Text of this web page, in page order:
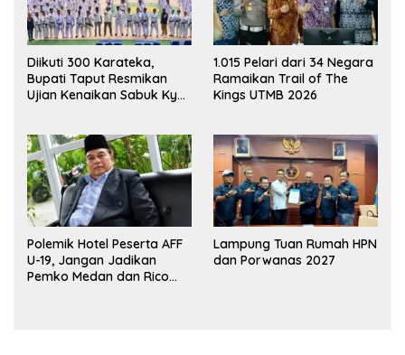
Diikuti 300 Karateka,
Bupati Taput Resmikan
Ujian Kenaikan Sabuk Kyu
1.015 Pelari dari 34 Negara
Ramaikan Trail of The
Kings UTMB 2026
Polemik Hotel Peserta AFF
U-19, Jangan Jadikan
Pemko Medan dan Rico
Lampung Tuan Rumah HPN
dan Porwanas 2027